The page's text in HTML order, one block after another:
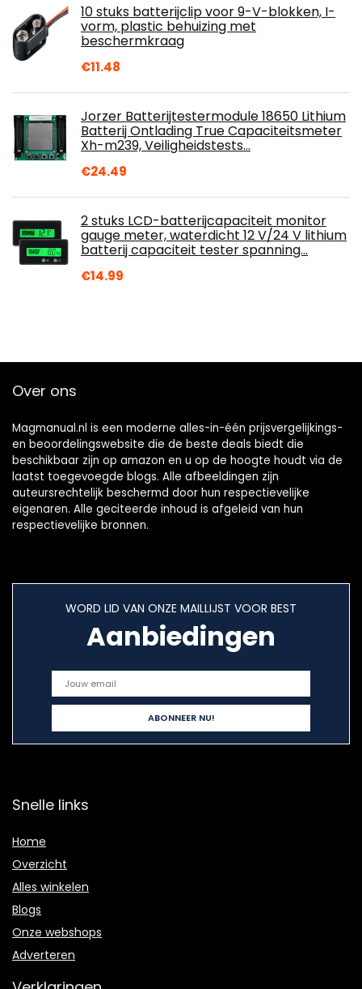
10 stuks batterijclip voor 9-V-blokken, I-
vorm, plastic behuizing met
beschermkraag
€11.48
Jorzer Batterijtestermodule 18650 Lithium
Batterij Ontlading True Capaciteitsmeter
Xh-m239, Veiligheidstests…
€24.49
2 stuks LCD-batterijcapaciteit monitor
gauge meter, waterdicht 12 V/24 V lithium
batterij capaciteit tester spanning…
€14.99
Over ons
Magmanual.nl is een moderne alles-in-één prijsvergelijkings-
en beoordelingswebsite die de beste deals biedt die
beschikbaar zijn op amazon en u op de hoogte houdt via de
laatst toegevoegde blogs. Alle afbeeldingen zijn
auteursrechtelijk beschermd door hun respectievelijke
eigenaren. Alle geciteerde inhoud is afgeleid van hun
respectievelijke bronnen.
WORD LID VAN ONZE MAILLIJST VOOR BEST
Aanbiedingen
Snelle links
Home
Overzicht
Alles winkelen
Blogs
Onze webshops
Adverteren